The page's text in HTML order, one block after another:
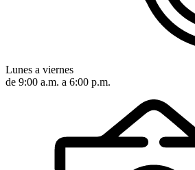
Lunes a viernes
de 9:00 a.m. a 6:00 p.m.